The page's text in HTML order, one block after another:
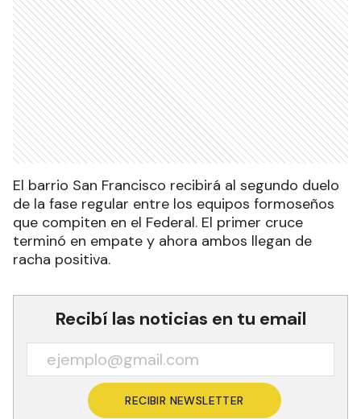
El barrio San Francisco recibirá al segundo duelo
de la fase regular entre los equipos formoseños
que compiten en el Federal. El primer cruce
terminó en empate y ahora ambos llegan de
racha positiva.
Recibí las noticias en tu email
RECIBIR NEWSLETTER